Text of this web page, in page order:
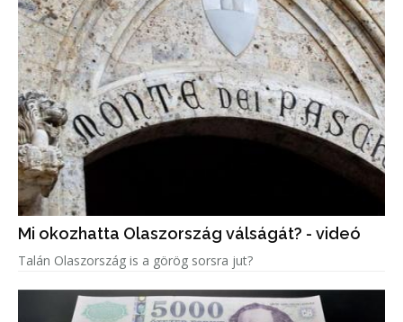
Mi okozhatta Olaszország válságát? - videó
Talán Olaszország is a görög sorsra jut?